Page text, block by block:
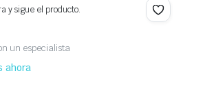
y sigue el producto.
un especialista
ahora